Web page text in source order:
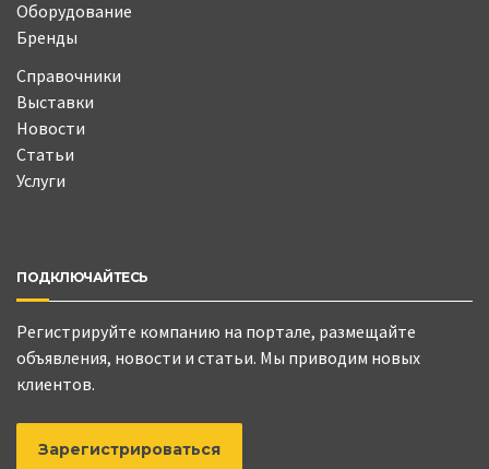
Оборудование
Бренды
Справочники
Выставки
Новости
Статьи
Услуги
ПОДКЛЮЧАЙТЕСЬ
Регистрируйте компанию на портале, размещайте
объявления, новости и статьи. Мы приводим новых
клиентов.
Зарегистрироваться